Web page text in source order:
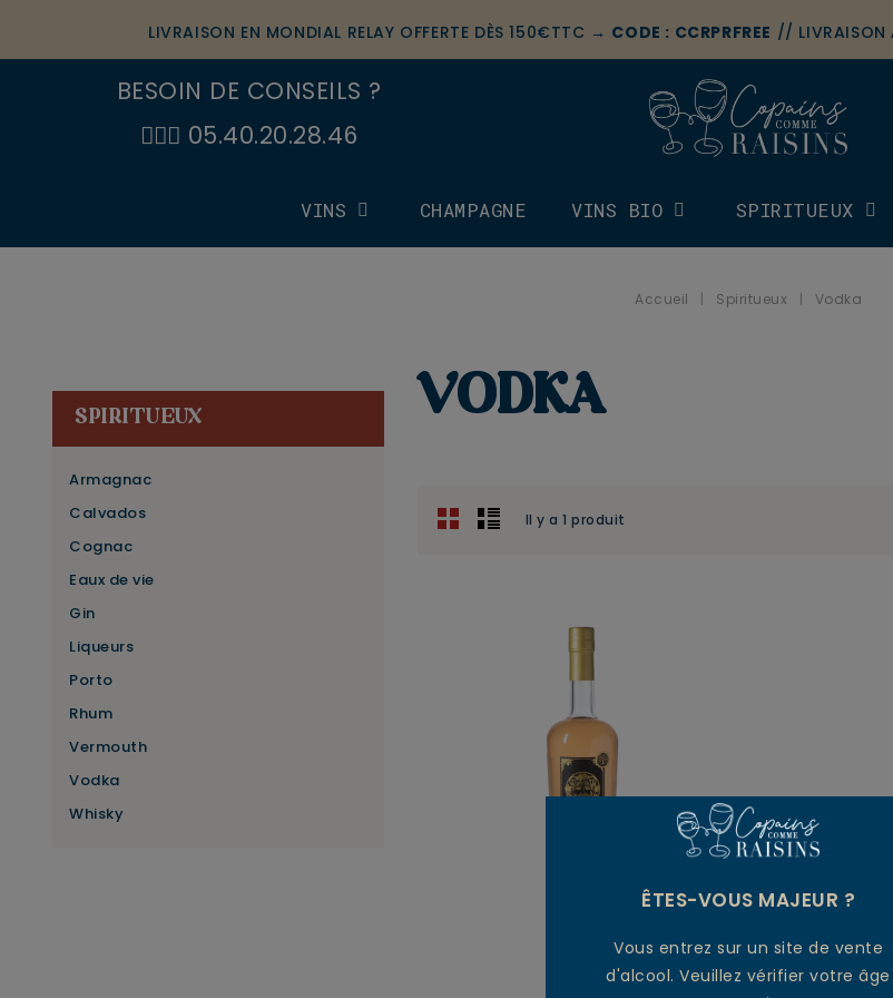
LIVRAISON EN MONDIAL RELAY OFFERTE DÈS 150€TTC → CODE : CCRPRFREE // LIVRAISON
BESOIN DE CONSEILS ?
🙋🏼‍♂️ 05.40.20.28.46
VINS CHAMPAGNE VINS BIO SPIRITUEUX
Accueil Spiritueux Vodka
SPIRITUEUX
Armagnac
Calvados
Cognac
Eaux de vie
Gin
Liqueurs
Porto
Rhum
Vermouth
Vodka
Whisky
VODKA
Il y a 1 produit
ÊTES-VOUS MAJEUR ?
Vous entrez sur un site de vente
d'alcool. Veuillez vérifier votre âge